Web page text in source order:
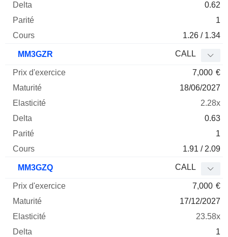
0.62
1
1.26 / 1.34
MM3GZR CALL
7,000 €
18/06/2027
2.28x
0.63
1
1.91 / 2.09
MM3GZQ CALL
7,000 €
17/12/2027
23.58x
1